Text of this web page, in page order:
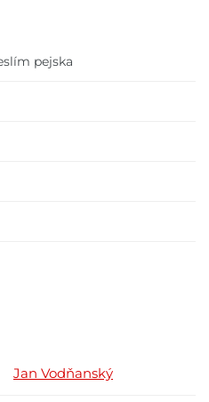
pejska
Jan Vodňanský